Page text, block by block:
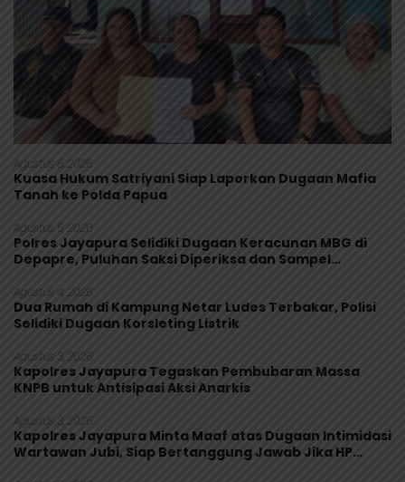
Agustus 8, 2026
Kuasa Hukum Satriyani Siap Laporkan Dugaan Mafia
Tanah ke Polda Papua
Agustus 5, 2026
Polres Jayapura Selidiki Dugaan Keracunan MBG di
Depapre, Puluhan Saksi Diperiksa dan Sampel
Agustus 4, 2026
Dua Rumah di Kampung Netar Ludes Terbakar, Polisi
Selidiki Dugaan Korsleting Listrik
Agustus 3, 2026
Kapolres Jayapura Tegaskan Pembubaran Massa
KNPB untuk Antisipasi Aksi Anarkis
Agustus 3, 2026
Kapolres Jayapura Minta Maaf atas Dugaan Intimidasi
Wartawan Jubi, Siap Bertanggung Jawab Jika HP